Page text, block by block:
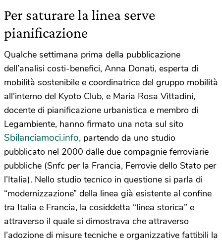
Per saturare la linea serve
pianificazione
Qualche settimana prima della pubblicazione
dell’analisi costi-benefici, Anna Donati, esperta di
mobilità sostenibile e coordinatrice del gruppo mobilità
all’interno del Kyoto Club, e Maria Rosa Vittadini,
docente di pianificazione urbanistica e membro di
Legambiente, hanno firmato una nota sul sito
Sbilanciamoci.info, partendo da uno studio
pubblicato nel 2000 dalle due compagnie ferroviarie
pubbliche (Snfc per la Francia, Ferrovie dello Stato per
l’Italia). Nello studio tecnico in questione si parla di
“modernizzazione” della linea già esistente al confine
tra Italia e Francia, la cosiddetta “linea storica” e
attraverso il quale si dimostrava che attraverso
l’adozione di misure tecniche e organizzative fattibili la